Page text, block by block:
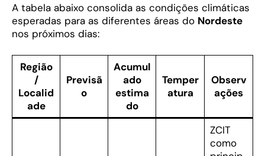
A tabela abaixo consolida as condições climáticas
esperadas para as diferentes áreas do Nordeste
nos próximos dias:
Região
/
Localid
ade
Previsã
o
Acumul
ado
estima
do
Temper
atura
Observ
ações
ZCIT
como